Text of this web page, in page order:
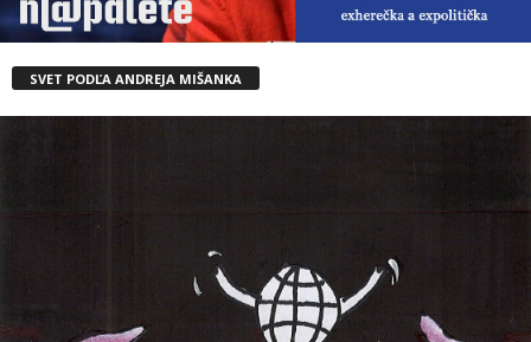
SVET PODĽA ANDREJA MIŠANKA